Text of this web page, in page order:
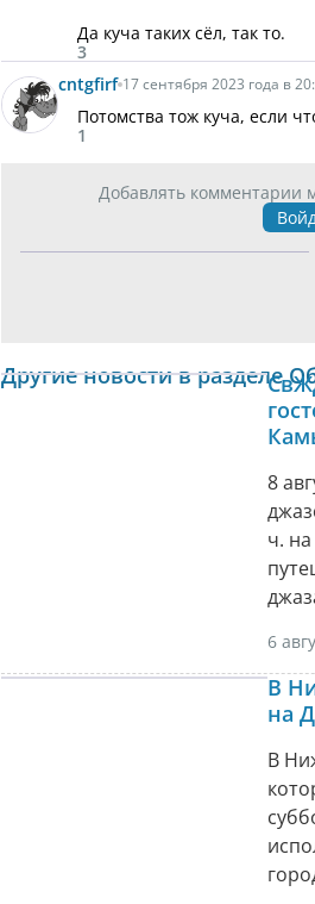
Да куча таких сёл, так то.
3
cntgfirf 17 сентября 2023 года в
Потомства тож куча, если
1
Добавлять комментарии
Другие новости в разделе
8
ч.
6
В
на
В